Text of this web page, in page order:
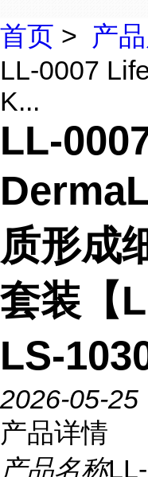
首页 > 产
LL-0007
K...
LL-
质形成
套装【
LS-1030
2026-05-25
产品详情
产品名称